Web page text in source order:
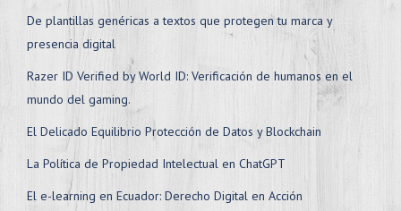
De plantillas genéricas a textos que protegen tu marca y
presencia digital
Razer ID Verified by World ID: Verificación de humanos en el
mundo del gaming.
El Delicado Equilibrio Protección de Datos y Blockchain
La Política de Propiedad Intelectual en ChatGPT
El e-learning en Ecuador: Derecho Digital en Acción